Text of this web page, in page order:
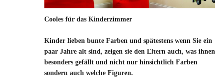
Cooles für das Kinderzimmer
Kinder lieben bunte Farben und spätestens wenn Sie ein
paar Jahre alt sind, zeigen sie den Eltern auch, was ihnen
besonders gefällt und nicht nur hinsichtlich Farben
sondern auch welche Figuren.